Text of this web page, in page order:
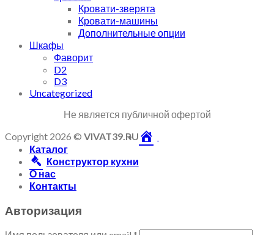
Кровати-зверята
Кровати-машины
Дополнительные опции
Шкафы
Фаворит
D2
D3
Uncategorized
Не является публичной офертой
Copyright 2026 © VIVAT39.RU
Каталог
Конструктор кухни
О нас
Контакты
Авторизация